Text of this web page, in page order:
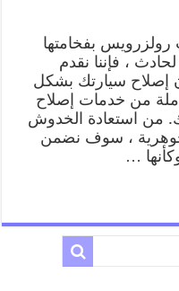
بفخامتها
، فإننا نقدم
إصلاح سيارتك بشكل
من خدمات إصلاح
من استعادة الخدوش
جوهرية ، سوف نضمن
…